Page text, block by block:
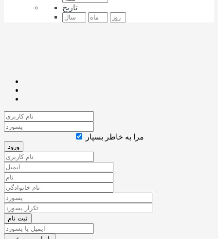
تاریخ
مرا به خاطر بسپار